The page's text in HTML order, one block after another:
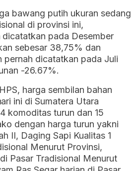
bawang putih ukuran sedang
di provinsi ini,
dicatatkan pada Desember
sebesar 38,75% dan
pernah dicatatkan pada Juli
-26.67%.
harga sembilan bahan
ini di Sumatera Utara
komoditas turun dan 15
dengan harga turun yakni
II, Daging Sapi Kualitas 1
Menurut Provinsi,
Pasar Tradisional Menurut